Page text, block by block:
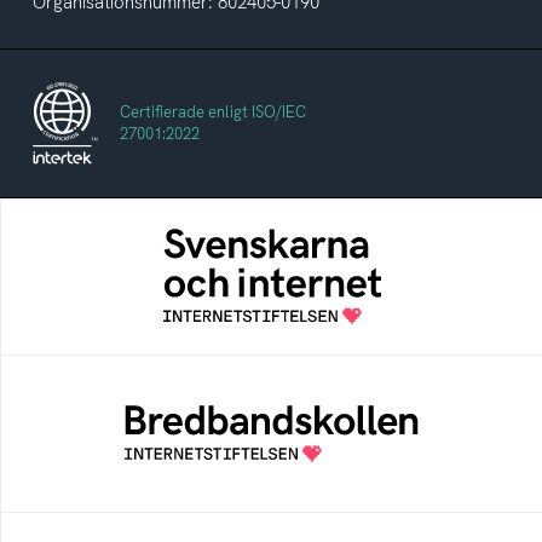
Certifierade enligt ISO/IEC
27001:2022
Svenskarna och internet
En årlig studie av svenska folkets
internetvanor
Bredbandskollen är ett oberoende
konsumentverktyg som drivs av
Internetstiftelsen